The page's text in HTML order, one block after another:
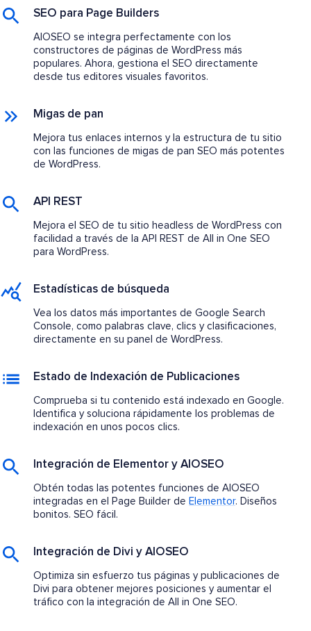
SEO para Page Builders
AIOSEO se integra perfectamente con los
constructores de páginas de WordPress más
populares. Ahora, gestiona el SEO directamente
desde tus editores visuales favoritos.
Migas de pan
Mejora tus enlaces internos y la estructura de tu sitio
con las funciones de migas de pan SEO más potentes
de WordPress.
API REST
Mejora el SEO de tu sitio headless de WordPress con
facilidad a través de la API REST de All in One SEO
para WordPress.
Estadísticas de búsqueda
Vea los datos más importantes de Google Search
Console, como palabras clave, clics y clasificaciones,
directamente en su panel de WordPress.
Estado de Indexación de Publicaciones
Comprueba si tu contenido está indexado en Google.
Identifica y soluciona rápidamente los problemas de
indexación en unos pocos clics.
Integración de Elementor y AIOSEO
Obtén todas las potentes funciones de AIOSEO
integradas en el Page Builder de Elementor. Diseños
bonitos. SEO fácil.
Integración de Divi y AIOSEO
Optimiza sin esfuerzo tus páginas y publicaciones de
Divi para obtener mejores posiciones y aumentar el
tráfico con la integración de All in One SEO.